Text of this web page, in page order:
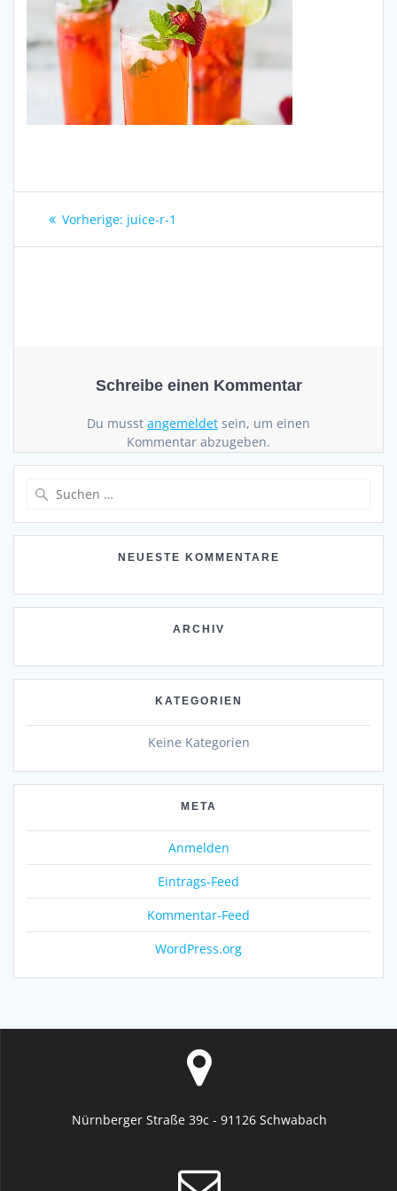
Beitragsnavigation
Vorherige: Vorheriger
juice-r-1
Schreibe einen Kommentar
Du musst angemeldet sein, um einen
Kommentar abzugeben.
NEUESTE KOMMENTARE
ARCHIV
KATEGORIEN
Keine Kategorien
META
Anmelden
Eintrags-Feed
Kommentar-Feed
WordPress.org
Nürnberger Straße 39c - 91126 Schwabach